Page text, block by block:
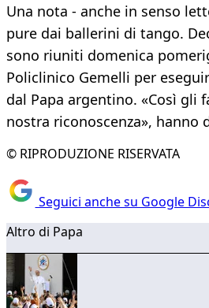
Una nota - anche in senso
pure dai ballerini di tango.
sono riuniti domenica
Policlinico Gemelli per
dal Papa argentino. «Così gli
nostra riconoscenza», hanno
© RIPRODUZIONE RISERVATA
Seguici anche su Google
Altro di Papa